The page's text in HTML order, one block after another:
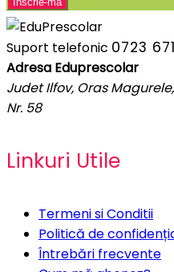
Suport telefonic 0723
Adresa Eduprescolar
Judet Ilfov, Oras
Nr. 58
Linkuri Utile
Termeni si Conditii
Politică de
Întrebări frecvente